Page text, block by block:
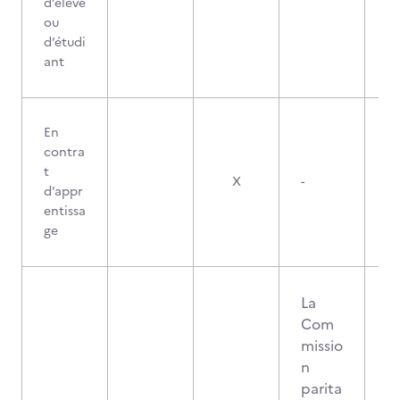
ou
d’étudi
ant
En
contra
t
d’appr
entissa
ge
X -
La
Com
missio
n
parita